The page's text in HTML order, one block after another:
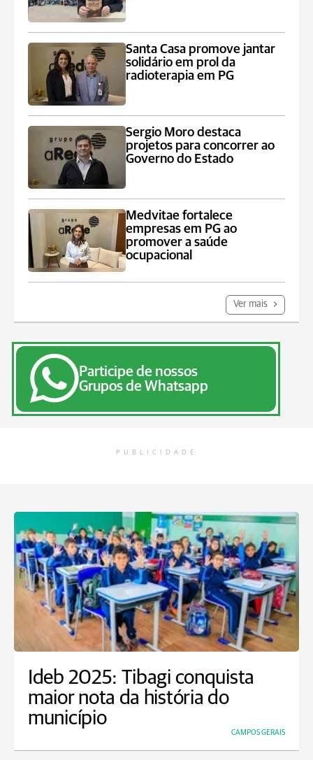
Santa Casa promove jantar
solidário em prol da
radioterapia em PG
Sergio Moro destaca
projetos para concorrer ao
Governo do Estado
Medvitae fortalece
empresas em PG ao
promover a saúde
ocupacional
Ver mais
Participe de nossos
Grupos de Whatsapp
PUBLICIDADE
Ideb 2025: Tibagi conquista
maior nota da história do
município
CAMPOS GERAIS